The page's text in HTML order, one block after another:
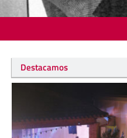
Destacamos